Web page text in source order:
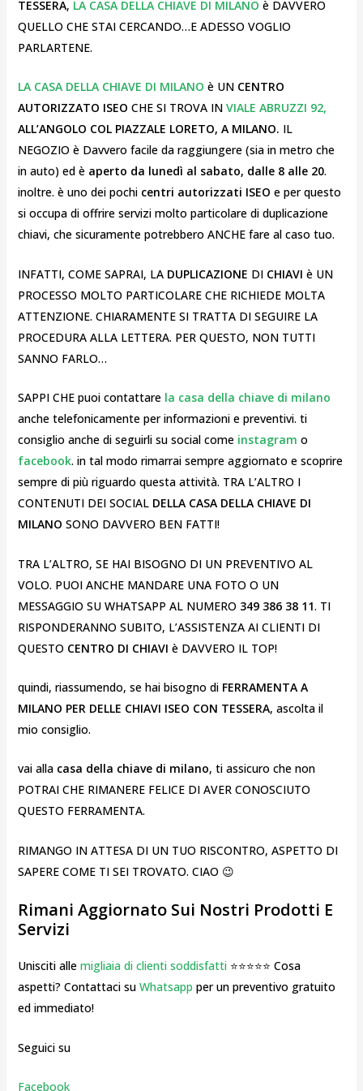
TESSERA, LA CASA DELLA CHIAVE DI MILANO è DAVVERO
QUELLO CHE STAI CERCANDO…E ADESSO VOGLIO
PARLARTENE.
LA CASA DELLA CHIAVE DI MILANO è UNCENTRO
AUTORIZZATO ISEO CHE SI TROVA IN VIALE ABRUZZI 92,
ALL’ANGOLO COL PIAZZALE LORETO, A MILANO. IL
NEGOZIO è Davvero facile da raggiungere (sia in metro che
in auto) ed è aperto da lunedì al sabato, dalle 8 alle 20.
inoltre. è uno dei pochicentri autorizzati ISEO e per questo
si occupa di offrire servizi molto particolare di duplicazione
chiavi, che sicuramente potrebbero ANCHE fare al caso tuo.
INFATTI, COME SAPRAI, LA DUPLICAZIONE DI CHIAVI è UN
PROCESSO MOLTO PARTICOLARE CHE RICHIEDE MOLTA
ATTENZIONE. CHIARAMENTE SI TRATTA DI SEGUIRE LA
PROCEDURA ALLA LETTERA. PER QUESTO, NON TUTTI
SANNO FARLO…
SAPPI CHE puoi contattare la casa della chiave di milano
anche telefonicamente per informazioni e preventivi. ti
consiglio anche di seguirli su social come instagram o
facebook. in tal modo rimarrai sempre aggiornato e scoprire
sempre di più riguardo questa attività. TRA L’ALTRO I
CONTENUTI DEI SOCIAL DELLA CASA DELLA CHIAVE DI
MILANO SONO DAVVERO BEN FATTI!
TRA L’ALTRO, SE HAI BISOGNO DI UN PREVENTIVO AL
VOLO. PUOI ANCHE MANDARE UNA FOTO O UN
MESSAGGIO SU WHATSAPP AL NUMERO 349 386 38 11. TI
RISPONDERANNO SUBITO, L’ASSISTENZA AI CLIENTI DI
QUESTO CENTRO DI CHIAVI è DAVVERO IL TOP!
quindi, riassumendo, se hai bisogno di FERRAMENTA A
MILANO PER DELLE CHIAVI ISEO CON TESSERA, ascolta il
mio consiglio.
vai alla casa della chiave di milano, ti assicuro che non
POTRAI CHE RIMANERE FELICE DI AVER CONOSCIUTO
QUESTO FERRAMENTA.
RIMANGO IN ATTESA DI UN TUO RISCONTRO, ASPETTO DI
SAPERE COME TI SEI TROVATO. CIAO 😉
Rimani Aggiornato Sui Nostri Prodotti E
Servizi
Unisciti alle migliaia di clienti soddisfatti⭐⭐⭐⭐⭐ Cosa
aspetti? Contattaci su Whatsapp per un preventivo gratuito
ed immediato!
Seguici su
Facebook